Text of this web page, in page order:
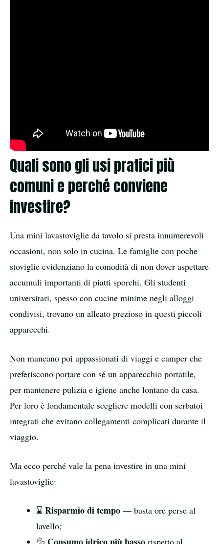
Quali sono gli usi pratici più
comuni e perché conviene
investire?
Una mini lavastoviglie da tavolo si presta innumerevoli
occasioni, non solo in cucina. Le famiglie con poche
stoviglie evidenziano la comodità di non dover aspettare
accumuli importanti di piatti sporchi. Gli studenti
universitari, spesso con cucine minime negli alloggi
condivisi, trovano un alleato prezioso in questi piccoli
apparecchi.
Non mancano poi appassionati di viaggi e camper che
preferiscono portare con sé un apparecchio portatile,
per mantenere pulizia e igiene anche lontano da casa.
Per loro è fondamentale scegliere modelli con serbatoi
integrati che evitano collegamenti complicati durante il
viaggio.
Ma ecco perché vale la pena investire in una mini
lavastoviglie:
⌛ Risparmio di tempo — basta ore perse al
lavello;